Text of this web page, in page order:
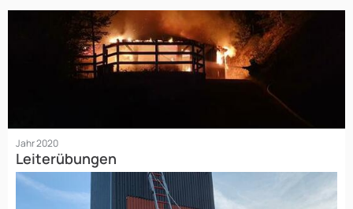
Jahr 2020
Leiterübungen